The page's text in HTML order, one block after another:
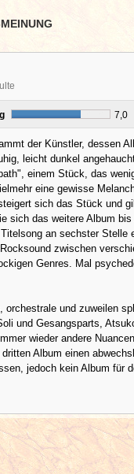
7,0
der Künstler, dessen
leicht dunkel
einem Stück, das
eine gewisse
sich das Stück und
sich das weitere Album bis
an sechster Stelle
zwischen
Genres. Mal
orchestrale und zuweilen
und Gesangsparts,
wieder andere
Album einen
jedoch kein Album für